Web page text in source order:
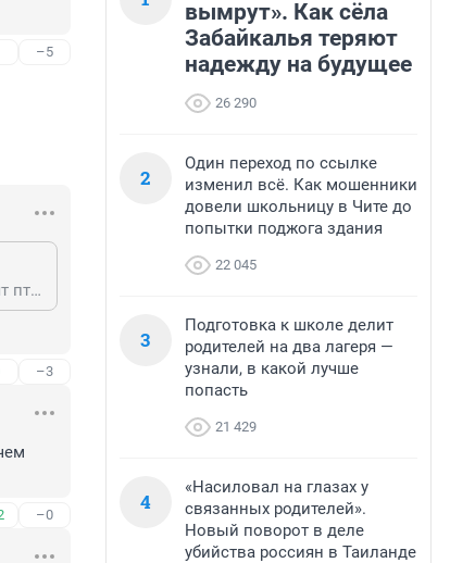
–5
Правильно, во всем мире отказываются от запуска шаров, они массово губят птиц, животных(((
–3
–0
вымрут». Как сёла
Забайкалья теряют
надежду на будущее
26 290
2
Один переход по ссылке
изменил всё. Как мошенники
довели школьницу в Чите до
попытки поджога здания
22 045
3
Подготовка к школе делит
родителей на два лагеря —
узнали, в какой лучше
попасть
21 429
4
«Насиловал на глазах у
связанных родителей».
Новый поворот в деле
убийства россиян в Таиланде